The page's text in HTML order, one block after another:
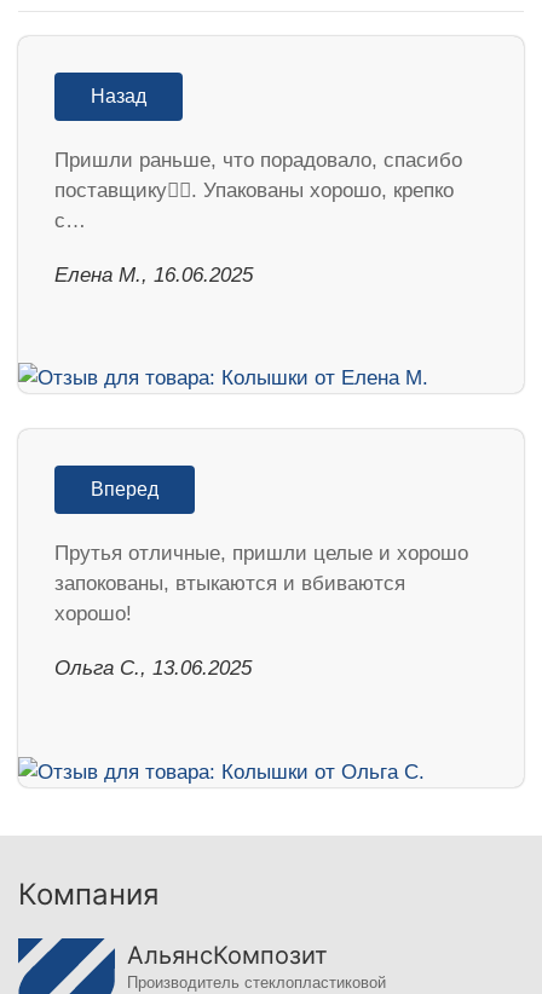
Назад
Пришли раньше, что порадовало, спасибо
поставщику👍🏻. Упакованы хорошо, крепко
с…
Елена М., 16.06.2025
Вперед
Прутья отличные, пришли целые и хорошо
запокованы, втыкаются и вбиваются
хорошо!
Ольга С., 13.06.2025
Компания
АльянсКомпозит
Производитель стеклопластиковой